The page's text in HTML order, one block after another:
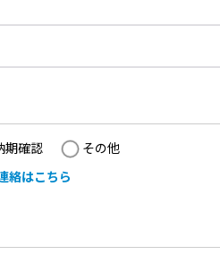
期確認
その他
絡はこちら